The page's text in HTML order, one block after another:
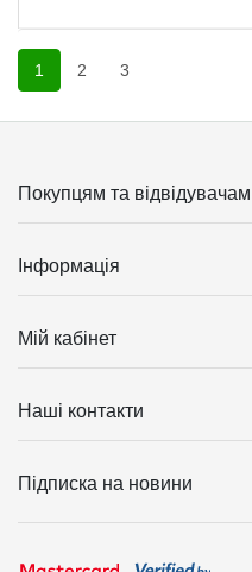
1 2 3
Покупцям та відвідувачам
Інформація
Мій кабінет
Наші контакти
Підписка на новини